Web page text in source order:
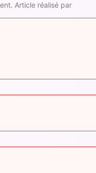
Article réalisé par